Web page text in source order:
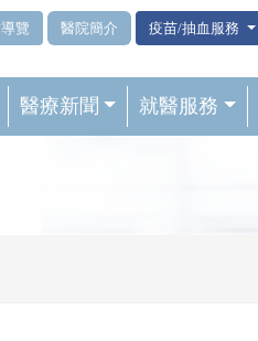
覽 醫院簡介 疫苗/抽血服務
醫療新聞 就醫服務